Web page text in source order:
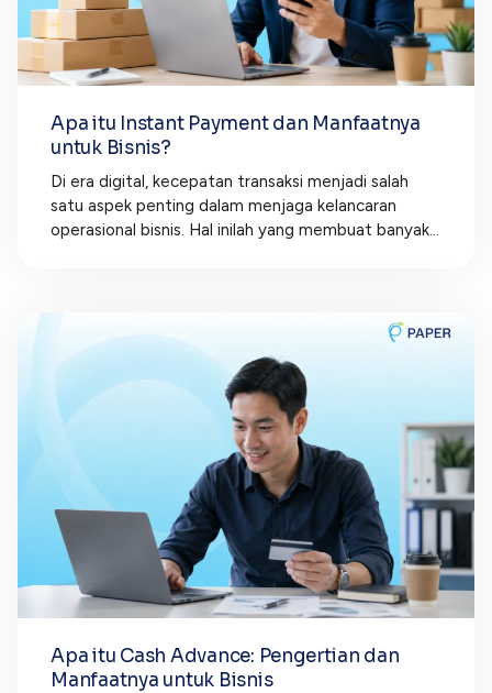
Apa itu Instant Payment dan Manfaatnya
untuk Bisnis?
Di era digital, kecepatan transaksi menjadi salah
satu aspek penting dalam menjaga kelancaran
operasional bisnis. Hal inilah yang membuat banyak...
Apa itu Cash Advance: Pengertian dan
Manfaatnya untuk Bisnis